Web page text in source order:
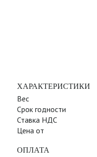
ХАРАКТЕРИСТИКИ
Вес
Срок годности
Ставка НДС
Цена от
ОПЛАТА